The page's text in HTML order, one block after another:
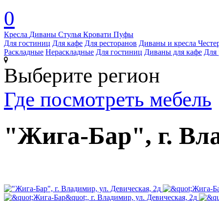
0
Кресла Диваны Стулья Кровати Пуфы
Для гостиниц Для кафе Для ресторанов Диваны и кресла
Раскладные Нераскладные Для гостиниц Диваны для кафе Для
Выберите регион
Где посмотреть мебель
"Жига-Бар", г.